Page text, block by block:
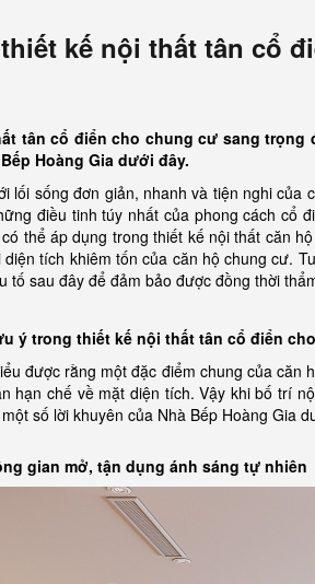
kế nội thất tân cổ
tân cổ điển cho chung cư sang
Hoàng Gia dưới đây.
lối sống đơn giản, nhanh và tiện nghi của
điều tinh túy nhất của phong cách cổ
thể áp dụng trong thiết kế nội thất căn
diện tích khiêm tốn của căn hộ chung cư.
tố sau đây để đảm bảo được đồng thời
ý trong thiết kế nội thất tân cổ điển
được rằng một đặc điểm chung của
hạn chế về mặt diện tích. Vậy khi bố trí
số lời khuyên của Nhà Bếp Hoàng Gia
gian mở, tận dụng ánh sáng tự nhiên